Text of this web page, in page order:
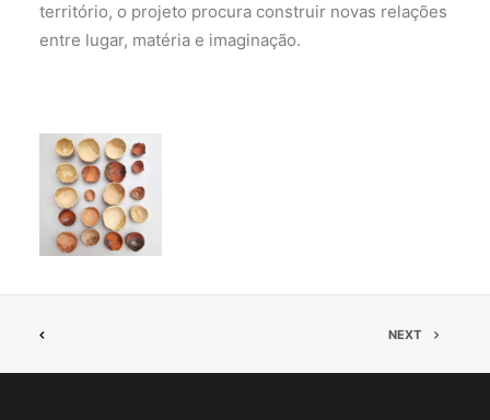
território, o projeto procura construir novas relações
entre lugar, matéria e imaginação.
NEXT